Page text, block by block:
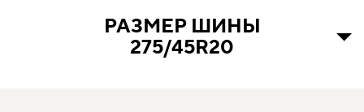
РАЗМЕР ШИНЫ
275/45R20